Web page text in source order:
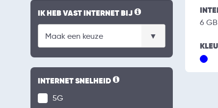
IK HEB VAST INTERNET BIJ
INTERNET SNELHEID
5G
6